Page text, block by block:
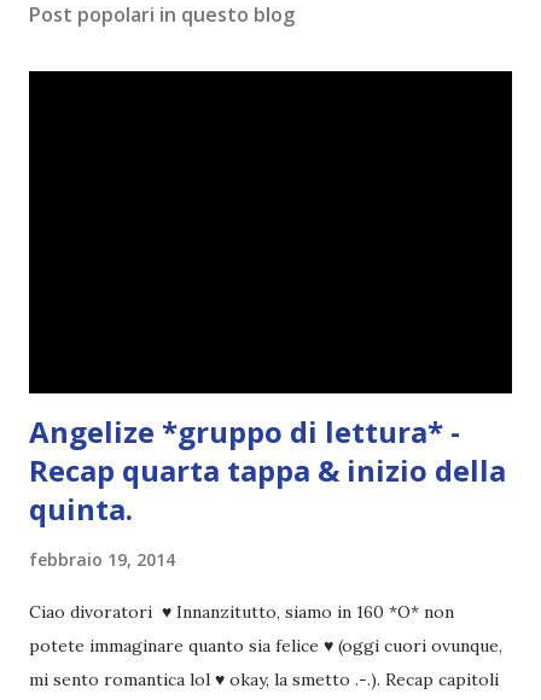
m
n
Post popolari in questo blog
Angelize *gruppo di lettura* -
Recap quarta tappa & inizio della
quinta.
febbraio 19, 2014
Ciao divoratori ♥ Innanzitutto, siamo in 160 *O* non
potete immaginare quanto sia felice ♥ (oggi cuori ovunque,
mi sento romantica lol ♥ okay, la smetto .-.). Recap capitoli